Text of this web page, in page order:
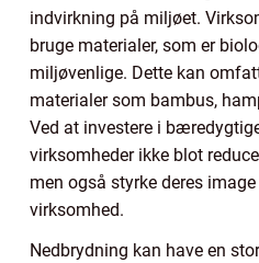
indvirkning på miljøet.
bruge materialer, som er
miljøvenlige. Dette kan
materialer som bambus,
Ved at investere i
virksomheder ikke blot
men også styrke deres
virksomhed.
Nedbrydning kan have en